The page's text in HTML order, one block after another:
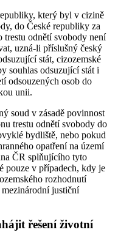
který byl v cizině
do České republiky za
trestu odnětí svobody není
uzná-li příslušný český
stát, cizozemské
souhlas odsuzující stát i
odsouzených osob do
unii.
soud v zásadě povinnost
trestu odnětí svobody do
bydliště, nebo pokud
opatření na území
ČR splňujícího tyto
pouze v případech, kdy je
rozhodnutí
justiční
řešení životní